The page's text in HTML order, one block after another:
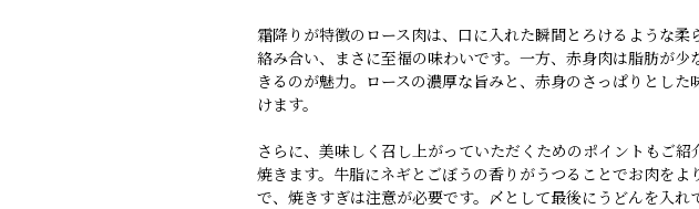
霜降りが特徴のロース肉は、口に入れた瞬間とろけるような
絡み合い、まさに至福の味わいです。一方、赤身肉は脂肪が
きるのが魅力。ロースの濃厚な旨みと、赤身のさっぱりとし
けます。
さらに、美味しく召し上がっていただくためのポイントもご
焼きます。牛脂にネギとごぼうの香りがうつることでお肉を
で、焼きすぎは注意が必要です。〆として最後にうどんを入れ